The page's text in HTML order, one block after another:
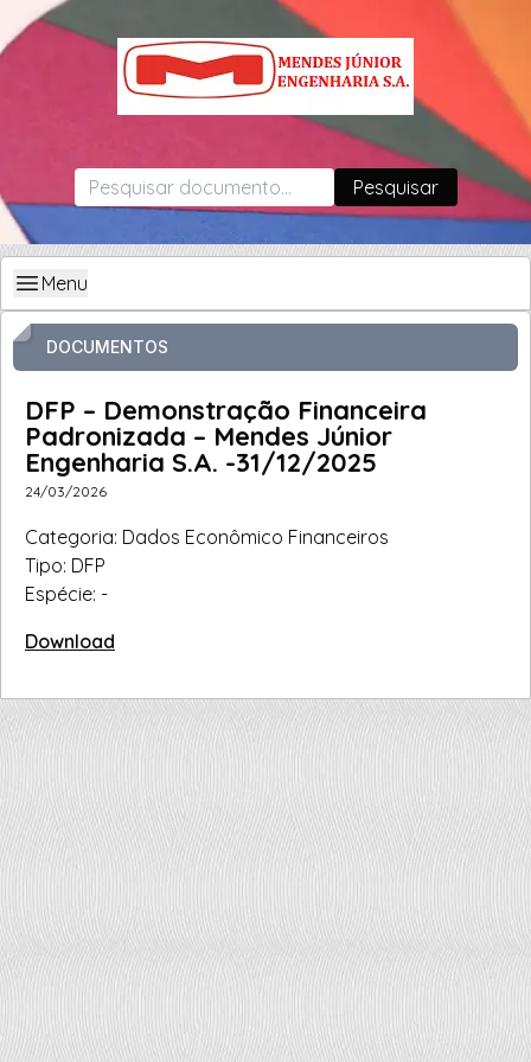
Pesquisar
Menu
DOCUMENTOS
DFP – Demonstração Financeira
Padronizada – Mendes Júnior
Engenharia S.A. -31/12/2025
24/03/2026
Categoria: Dados Econômico Financeiros
Tipo: DFP
Espécie: -
Download